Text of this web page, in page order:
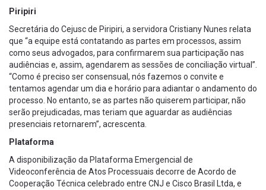
Piripiri
Secretária do Cejusc de Piripiri, a servidora Cristiany Nunes relata
que “a equipe está contatando as partes em processos, assim
como seus advogados, para confirmarem sua participação nas
audiências e, assim, agendarem as sessões de conciliação virtual”.
“Como é preciso ser consensual, nós fazemos o convite e
tentamos agendar um dia e horário para adiantar o andamento do
processo. No entanto, se as partes não quiserem participar, não
serão prejudicadas, mas teriam que aguardar as audiências
presenciais retornarem”, acrescenta.
Plataforma
A disponibilização da Plataforma Emergencial de
Videoconferência de Atos Processuais decorre de Acordo de
Cooperação Técnica celebrado entre CNJ e Cisco Brasil Ltda, e